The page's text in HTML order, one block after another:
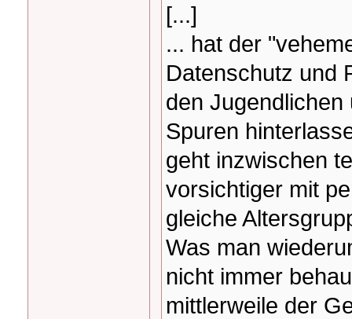
[...]
... hat der
Datenschutz und
den
Spuren
geht inzwischen
vorsichtiger mit
gleiche
Was man
nicht immer
mittlerweile der